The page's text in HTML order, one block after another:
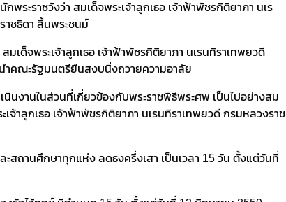
ระราชวังว่า สมเด็จพระเจ้าลูกเธอ เจ้าฟ้าพัชรกิติยาภา นเร
าชธิดา สิ้นพระชนม์
ด็จพระเจ้าลูกเธอ เจ้าฟ้าพัชรกิติยาภา นเรนทิราเทพยวดี
ำคณะรัฐมนตรียืนสงบนิ่งถวายความอาลัย
นินงานในส่วนที่เกี่ยวข้องกับพระราชพิธีพระศพ เป็นไปอย่างสม
จ้าลูกเธอ เจ้าฟ้าพัชรกิติยาภา นเรนทิราเทพยวดี กรมหลวงราช
สถานศึกษาทุกแห่ง ลดธงครึ่งเสา เป็นเวลา 15 วัน ตั้งแต่วันที่